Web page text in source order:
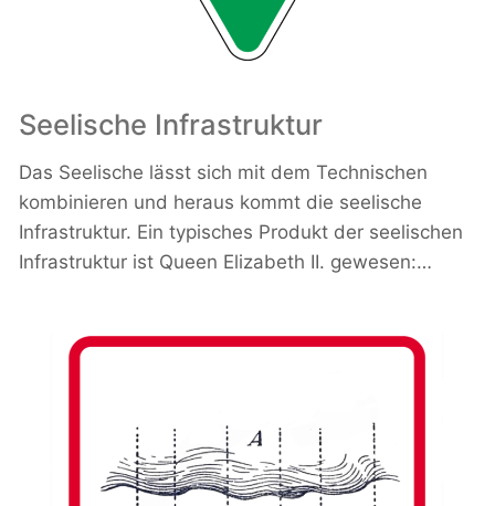
Seelische Infrastruktur
Das Seelische lässt sich mit dem Technischen
kombinieren und heraus kommt die seelische
Infrastruktur. Ein typisches Produkt der seelischen
Infrastruktur ist Queen Elizabeth II. gewesen:…